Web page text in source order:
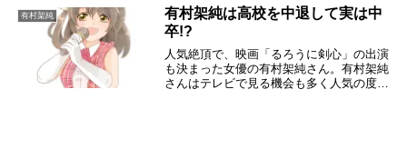
い」とか「演技が下手すぎ」と一部では酷
評されていま...
有村架純
有村架純は高校を中退して実は中
卒!?
人気絶頂で、映画「るろうに剣心」の出演
も決まった女優の有村架純さん。有村架純
さんはテレビで見る機会も多く人気の度合